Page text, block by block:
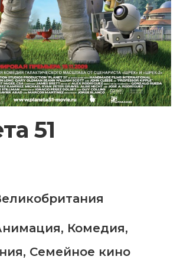
51
, Комедия,
, Семейное кино